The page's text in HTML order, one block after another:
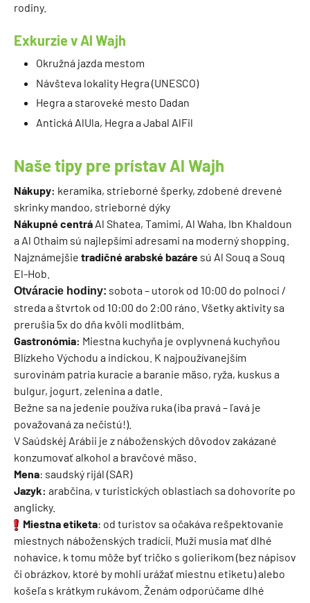
rodiny.
Exkurzie v Al Wajh
Okružná jazda mestom
Návšteva lokality Hegra (UNESCO)
Hegra a staroveké mesto Dadan
Antická AlUla, Hegra a Jabal AlFil
Naše tipy pre prístav Al Wajh
Nákupy: keramika, strieborné šperky, zdobené drevené
skrinky mandoo, strieborné dýky
Nákupné centrá Al Shatea, Tamimi, Al Waha, Ibn Khaldoun
a Al Othaim sú najlepšími adresami na moderný shopping.
Najznámejšie tradičné arabské bazáre sú Al Souq a Souq
El-Hob.
Otváracie hodiny: sobota – utorok od 10:00 do polnoci /
streda a štvrtok od 10:00 do 2:00 ráno. Všetky aktivity sa
prerušia 5x do dňa kvôli modlitbám.
Gastronómia: Miestna kuchyňa je ovplyvnená kuchyňou
Blízkeho Východu a indickou. K najpoužívanejším
surovinám patria kuracie a baranie mäso, ryža, kuskus a
bulgur, jogurt, zelenina a datle.
Bežne sa na jedenie používa ruka (iba pravá – ľavá je
považovaná za nečistú!).
V Saúdskéj Arábii je z náboženských dôvodov zakázané
konzumovať alkohol a bravčové mäso.
Mena: saudský rijál (SAR)
Jazyk: arabčina, v turistických oblastiach sa dohovoríte po
anglicky.
Miestna etiketa: od turistov sa očakáva rešpektovanie
miestnych náboženských tradícií. Muži musia mať dlhé
nohavice, k tomu môže byť tričko s golierikom (bez nápisov
či obrázkov, ktoré by mohli urážať miestnu etiketu) alebo
košeľa s krátkym rukávom. Ženám odporúčame dlhé